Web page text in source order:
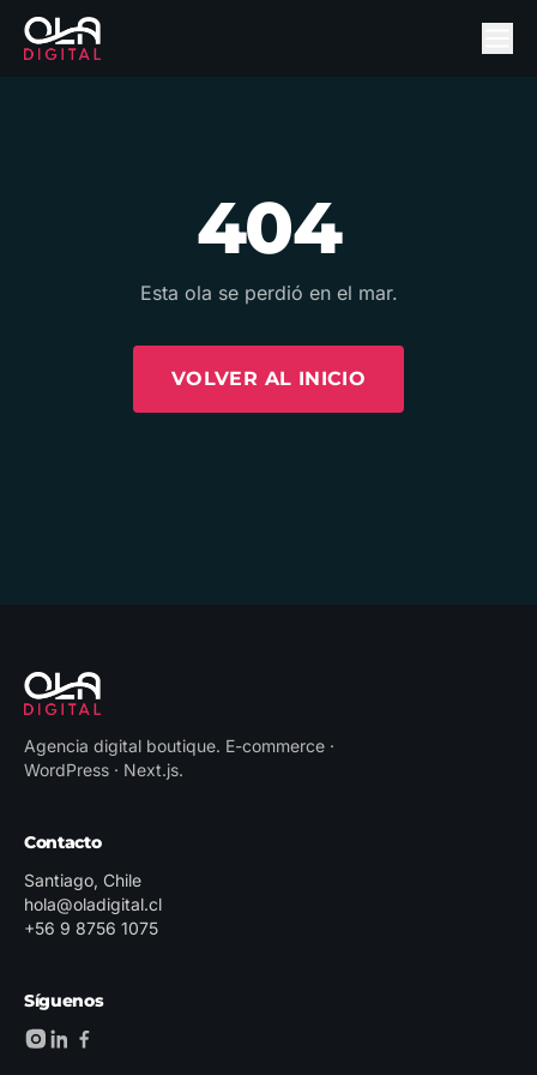
404
Esta ola se perdió en el mar.
VOLVER AL INICIO
Agencia digital boutique. E-commerce ·
WordPress · Next.js.
Contacto
Santiago, Chile
hola@oladigital.cl
+56 9 8756 1075
Síguenos